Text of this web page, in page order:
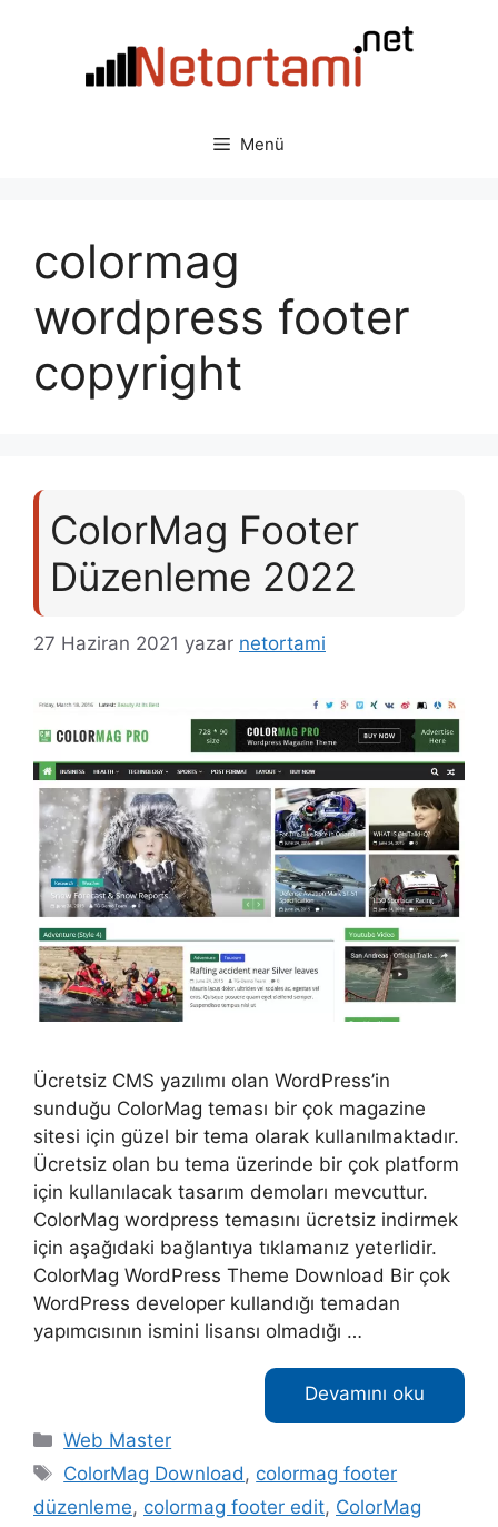
Menü
colormag
wordpress footer
copyright
ColorMag Footer
Düzenleme 2022
27 Haziran 2021 yazar netortami
Ücretsiz CMS yazılımı olan WordPress’in
sunduğu ColorMag teması bir çok magazine
sitesi için güzel bir tema olarak kullanılmaktadır.
Ücretsiz olan bu tema üzerinde bir çok platform
için kullanılacak tasarım demoları mevcuttur.
ColorMag wordpress temasını ücretsiz indirmek
için aşağıdaki bağlantıya tıklamanız yeterlidir.
ColorMag WordPress Theme Download Bir çok
WordPress developer kullandığı temadan
yapımcısının ismini lisansı olmadığı …
Devamını oku
Kategoriler
Web Master
Etiketler
ColorMag Download , colormag footer
düzenleme, colormag footer edit, ColorMag